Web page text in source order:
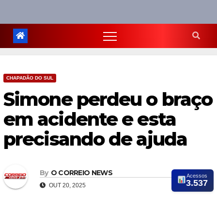
CHAPADÃO DO SUL
Simone perdeu o braço
em acidente e esta
precisando de ajuda
By O CORREIO NEWS
OUT 20, 2025
Acessos
3.537